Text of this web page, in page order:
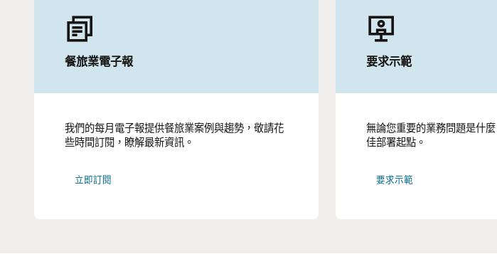
餐旅業電子報
我們的每月電子報提供餐旅業案例與趨勢，敬請花
些時間訂閱，瞭解最新資訊。
立即訂閱
要求示範
無論您重要的業務問題是什
佳部署起點。
要求示範